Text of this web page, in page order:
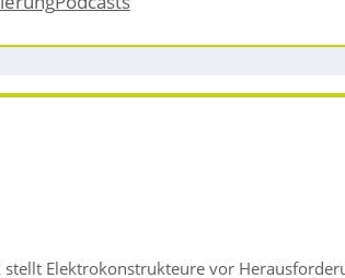
Elektrokonstrukteure vor